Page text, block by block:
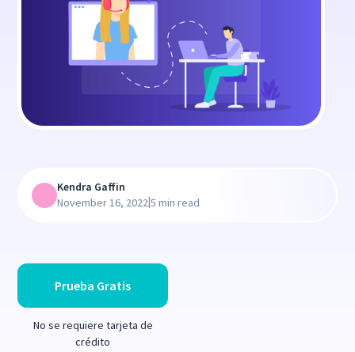
Prueba Gratis
No se requiere tarjeta de
crédito
Kendra Gaffin
November 16, 2022|5 min read